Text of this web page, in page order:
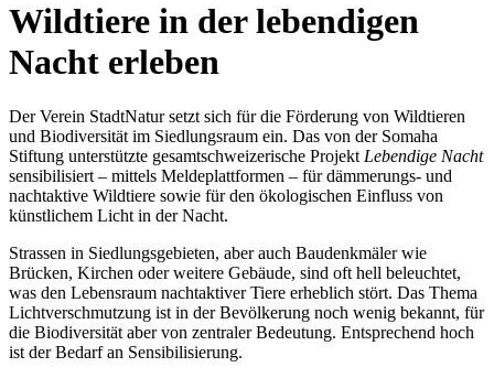
Wildtiere in der lebendigen
Nacht erleben
Der Verein StadtNatur setzt sich für die Förderung von Wildtieren
und Biodiversität im Siedlungsraum ein. Das von der Somaha
Stiftung unterstützte gesamtschweizerische Projekt Lebendige Nacht
sensibilisiert – mittels Meldeplattformen – für dämmerungs- und
nachtaktive Wildtiere sowie für den ökologischen Einfluss von
künstlichem Licht in der Nacht.
Strassen in Siedlungsgebieten, aber auch Baudenkmäler wie
Brücken, Kirchen oder weitere Gebäude, sind oft hell beleuchtet,
was den Lebensraum nachtaktiver Tiere erheblich stört. Das Thema
Lichtverschmutzung ist in der Bevölkerung noch wenig bekannt, für
die Biodiversität aber von zentraler Bedeutung. Entsprechend hoch
ist der Bedarf an Sensibilisierung.